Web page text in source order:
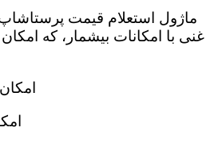
ماژول استعلام قیمت
غنی با امکانات بیشمار، که